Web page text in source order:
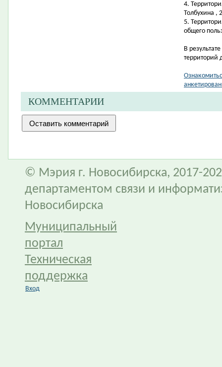
4.
Толбухина ,
5.
общего
В
территорий
КОММЕНТАРИИ
© Мэрия г. Новосибирска, 2017-
департаментом связи и
Новосибирска
Муниципальный
портал
Техническая
поддержка
Вход